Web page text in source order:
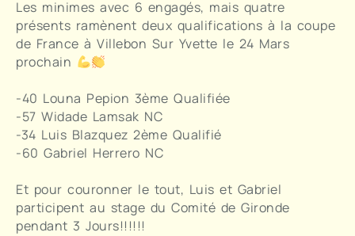
Les minimes avec 6 engagés, mais quatre
présents ramènent deux qualifications à la coupe
de France à Villebon Sur Yvette le 24 Mars
prochain
-40 Louna Pepion 3ème Qualifiée
-57 Widade Lamsak NC
-34 Luis Blazquez 2ème Qualifié
-60 Gabriel Herrero NC
Et pour couronner le tout, Luis et Gabriel
participent au stage du Comité de Gironde
pendant 3 Jours!!!!!!